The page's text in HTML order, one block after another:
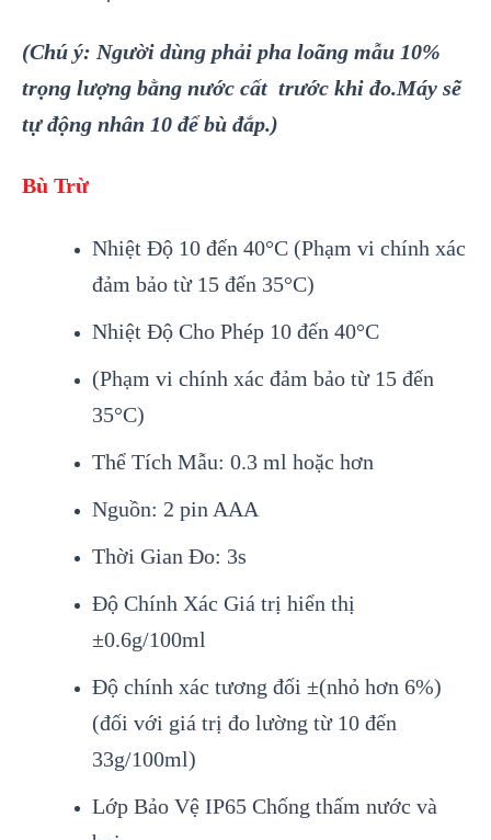
(Chú ý: Người dùng phải pha loãng mẫu 10%
trọng lượng bằng nước cất trước khi đo.Máy sẽ
tự động nhân 10 để bù đắp.)
Bù Trừ
Nhiệt Độ 10 đến 40°C (Phạm vi chính xác
đảm bảo từ 15 đến 35°C)
Nhiệt Độ Cho Phép 10 đến 40°C
(Phạm vi chính xác đảm bảo từ 15 đến
35°C)
Thể Tích Mẫu: 0.3 ml hoặc hơn
Nguồn: 2 pin AAA
Thời Gian Đo: 3s
Độ Chính Xác Giá trị hiển thị
±0.6g/100ml
Độ chính xác tương đối ±(nhỏ hơn 6%)
(đối với giá trị đo lường từ 10 đến
33g/100ml)
Lớp Bảo Vệ IP65 Chống thấm nước và